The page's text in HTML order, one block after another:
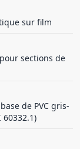
sur film
sections de
de PVC gris-